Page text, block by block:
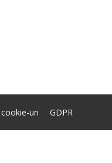
uri GDPR